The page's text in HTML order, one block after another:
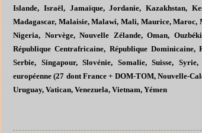
Islande, Israël, Jamaïque, Jordanie, Kazakhstan,
Madagascar, Malaisie, Malawi, Mali, Maurice, Maroc,
Nigeria, Norvège, Nouvelle Zélande, Oman,
République Centrafricaine, République Dominicaine,
Serbie, Singapour, Slovénie, Somalie, Suisse,
européenne (27 dont France + DOM-TOM, Nouvelle-
Uruguay, Vatican, Venezuela, Vietnam, Yémen